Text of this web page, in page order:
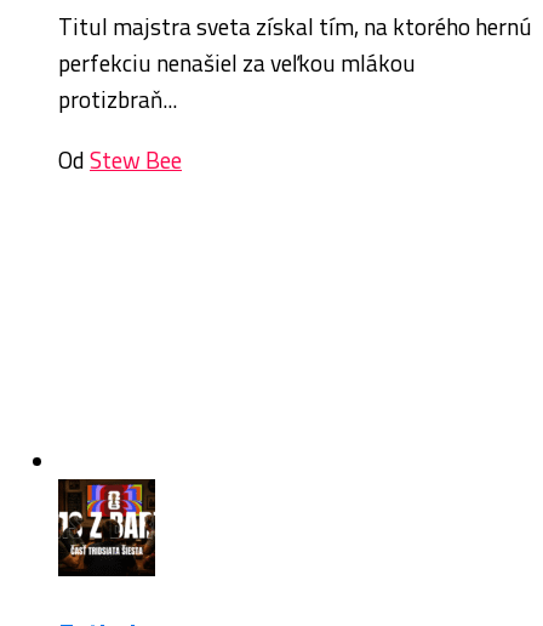
Titul majstra sveta získal tím, na ktorého hernú
perfekciu nenašiel za veľkou mlákou
protizbraň...
OdStew Bee